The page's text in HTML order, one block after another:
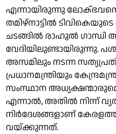
എന്നായിരുന്നു
തമിഴ്‌നാട്ടില്‍
ചടങ്ങില്‍ രാഹുല്‍ ഗാന്ധി
വേദിയിലുണ്ടായിരുന്നു.
അസമിലും നടന്ന
പ്രധാനമന്ത്രിയും
സംസ്ഥാന
എന്നാൽ, അതിൽ നിന്ന്
നിർദേശങ്ങളാണ്
വയ്ക്കുന്നത്.